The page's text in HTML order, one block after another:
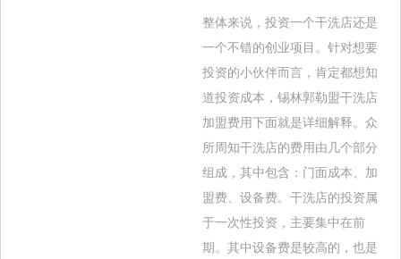
整体来说，投资一个干洗店还是
一个不错的创业项目。针对想要
投资的小伙伴而言，肯定都想知
道投资成本，锡林郭勒盟干洗店
加盟费用下面就是详细解释。众
所周知干洗店的费用由几个部分
组成，其中包含：门面成本、加
盟费、设备费。干洗店的投资属
于一次性投资，主要集中在前
期。其中设备费是较高的，也是